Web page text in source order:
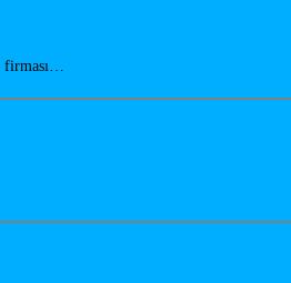
firması…